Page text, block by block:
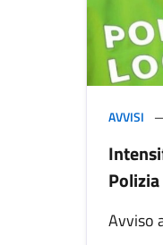
AVVISI
Avviso